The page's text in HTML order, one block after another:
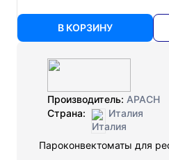
В КОРЗИНУ
Производитель: APACH
Страна:
Италия
Пароконвектоматы для